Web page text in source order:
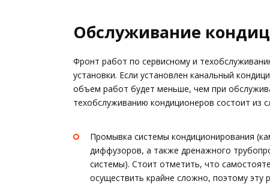
Обслуживание
Фронт работ по сервисному и
установки. Если установлен канальный
объем работ будет меньше, чем при
техобслуживанию кондиционеров состоит из
Промывка системы кондиционирования
диффузоров, а также дренажного
системы). Стоит отметить, что
осуществить крайне сложно, поэтому